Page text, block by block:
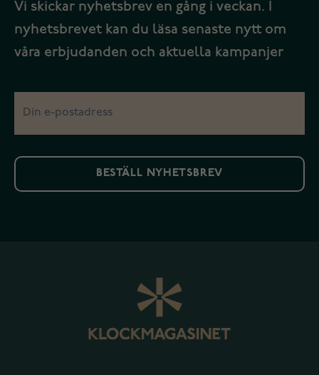
Vi skickar nyhetsbrev en gång i veckan. I
nyhetsbrevet kan du läsa senaste nytt om
våra erbjudanden och aktuella kampanjer
BESTÄLL NYHETSBREV